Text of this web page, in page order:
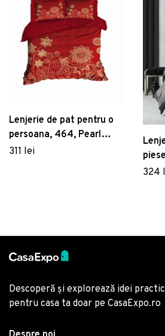
Lenjerie de pat pentru o
persoana, 464, Pearl
Home, Poliester Satinat
311 lei
324
Descoperă și explorează idei
pentru casa ta doar pe CasaExpo.ro